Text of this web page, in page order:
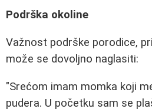
Podrška okoline
Važnost podrške porodice,
može se dovoljno naglasiti:
"Srećom imam momka koji
pudera. U početku sam se